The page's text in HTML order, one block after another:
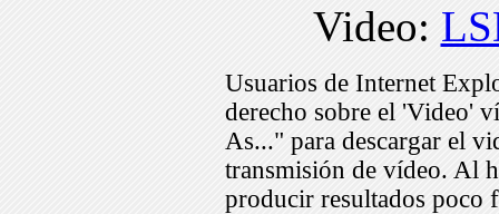
Video:
Usuarios de Internet
derecho sobre el 'Video'
As..." para descargar el
transmisión de vídeo. Al
producir resultados poco